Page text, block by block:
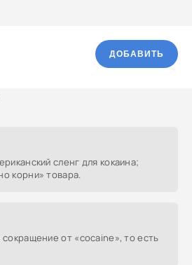
ДОБАВИТЬ
сленг для кокаина;
корни» товара.
сокращение от «cocaine», то есть